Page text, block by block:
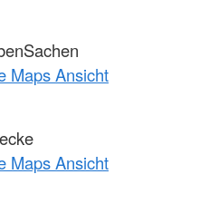
Maps Ansicht
Maps Ansicht